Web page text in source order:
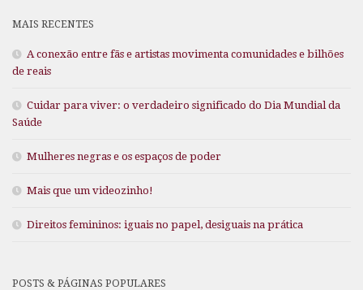
MAIS RECENTES
A conexão entre fãs e artistas movimenta comunidades e bilhões
de reais
Cuidar para viver: o verdadeiro significado do Dia Mundial da
Saúde
Mulheres negras e os espaços de poder
Mais que um videozinho!
Direitos femininos: iguais no papel, desiguais na prática
POSTS & PÁGINAS POPULARES